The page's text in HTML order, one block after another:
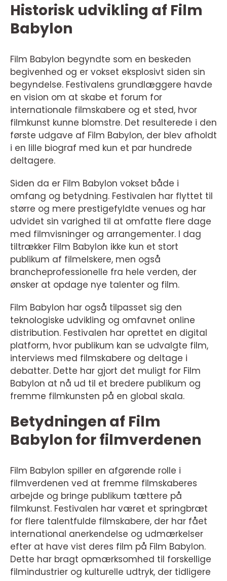
Historisk udvikling af Film
Babylon
Film Babylon begyndte som en beskeden
begivenhed og er vokset eksplosivt siden sin
begyndelse. Festivalens grundlæggere havde
en vision om at skabe et forum for
internationale filmskabere og et sted, hvor
filmkunst kunne blomstre. Det resulterede i den
første udgave af Film Babylon, der blev afholdt
i en lille biograf med kun et par hundrede
deltagere.
Siden da er Film Babylon vokset både i
omfang og betydning. Festivalen har flyttet til
større og mere prestigefyldte venues og har
udvidet sin varighed til at omfatte flere dage
med filmvisninger og arrangementer. I dag
tiltrækker Film Babylon ikke kun et stort
publikum af filmelskere, men også
brancheprofessionelle fra hele verden, der
ønsker at opdage nye talenter og film.
Film Babylon har også tilpasset sig den
teknologiske udvikling og omfavnet online
distribution. Festivalen har oprettet en digital
platform, hvor publikum kan se udvalgte film,
interviews med filmskabere og deltage i
debatter. Dette har gjort det muligt for Film
Babylon at nå ud til et bredere publikum og
fremme filmkunsten på en global skala.
Betydningen af Film
Babylon for filmverdenen
Film Babylon spiller en afgørende rolle i
filmverdenen ved at fremme filmskaberes
arbejde og bringe publikum tættere på
filmkunst. Festivalen har været et springbræt
for flere talentfulde filmskabere, der har fået
international anerkendelse og udmærkelser
efter at have vist deres film på Film Babylon.
Dette har bragt opmærksomhed til forskellige
filmindustrier og kulturelle udtryk, der tidligere